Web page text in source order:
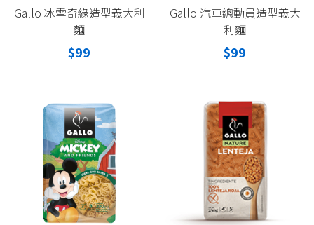
Gallo 冰雪奇緣造型義大利
麵
$99
Gallo 汽車總動員造型義大
利麵
$99